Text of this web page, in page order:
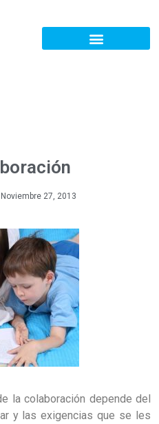
Noviembre 27, 2013
la colaboración depende del
y las exigencias que se les